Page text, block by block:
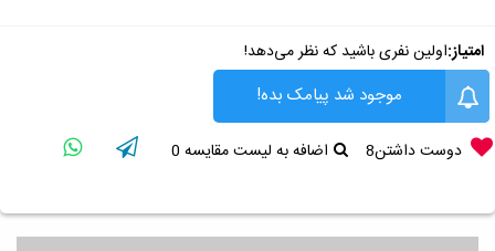
امتیاز:اولین نفری باشید که نظر می‌دهد!
موجود شد پیامک بده!
دوست داشتن8 اضافه به لیست مقایسه 0